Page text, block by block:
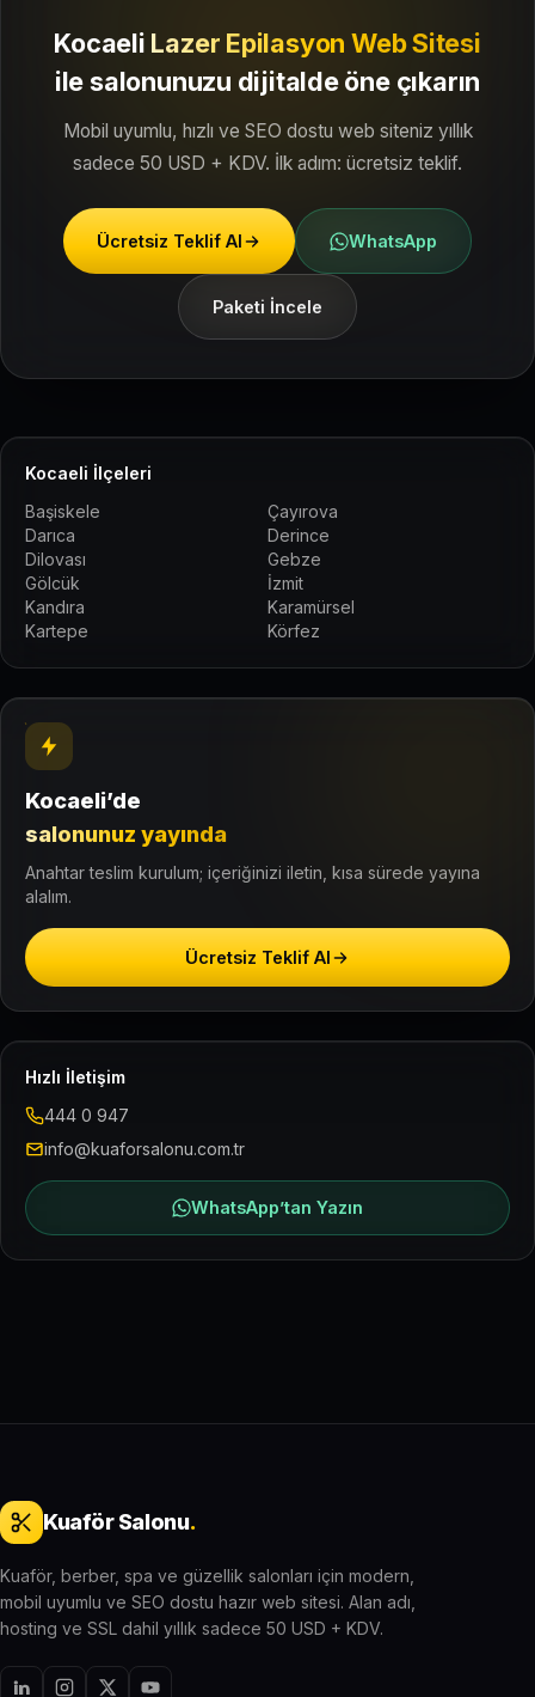
Kocaeli Lazer Epilasyon Web Sitesi
ilesalonunuzu dijitalde öne çıkarın
Mobil uyumlu, hızlı ve SEO dostu web siteniz yıllık
sadece 50 USD + KDV. İlk adım: ücretsiz teklif.
Ücretsiz Teklif Al WhatsApp
Paketi İncele
Kocaeli İlçeleri
Başiskele
Çayırova
Darıca
Derince
Dilovası
Gebze
Gölcük
İzmit
Kandıra
Karamürsel
Kartepe
Körfez
Kocaeli’de
salonunuz yayında
Anahtar teslim kurulum; içeriğinizi iletin, kısa sürede yayına
alalım.
Ücretsiz Teklif Al
Hızlı İletişim
444 0 947
info@kuaforsalonu.com.tr
WhatsApp’tan Yazın
Kuaför Salonu.
Kuaför, berber, spa ve güzellik salonları için modern,
mobil uyumlu ve SEO dostu hazır web sitesi. Alan adı,
hosting ve SSL dahil yıllık sadece 50 USD + KDV.